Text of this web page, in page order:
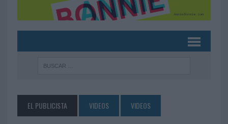
EL PUBLICISTA VIDEOS VIDEOS